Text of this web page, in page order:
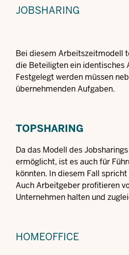
JOBSHARING
Bei diesem Arbeitszeitmodell
die Beteiligten ein identisches
Festgelegt werden müssen
übernehmenden Aufgaben.
TOPSHARING
Da das Modell des
ermöglicht, ist es auch für
könnten. In diesem Fall
Auch Arbeitgeber profitieren
Unternehmen halten und
HOMEOFFICE